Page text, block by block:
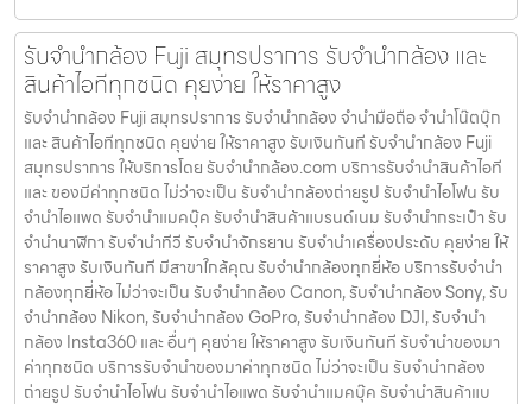
รับจำนำกล้อง Fuji สมุทรปราการ รับจํานํากล้อง และ
สินค้าไอทีทุกชนิด คุยง่าย ให้ราคาสูง
รับจำนำกล้อง Fuji สมุทรปราการ รับจํานํากล้อง จำนำมือถือ จำนำโน๊ตบุ๊ก
และ สินค้าไอทีทุกชนิด คุยง่าย ให้ราคาสูง รับเงินทันที รับจำนำกล้อง Fuji
สมุทรปราการ ให้บริการโดย รับจํานํากล้อง.com บริการรับจํานําสินค้าไอที
และ ของมีค่าทุกชนิด ไม่ว่าจะเป็น รับจํานํากล้องถ่ายรูป รับจํานําไอโฟน รับ
จํานําไอแพด รับจํานําแมคบุ๊ค รับจํานําสินค้าแบรนด์เนม รับจํานํากระเป๋า รับ
จํานํานาฬิกา รับจํานําทีวี รับจํานําจักรยาน รับจํานําเครื่องประดับ คุยง่าย ให้
ราคาสูง รับเงินทันที มีสาขาใกล้คุณ รับจำนำกล้องทุกยี่ห้อ บริการรับจำนำ
กล้องทุกยี่ห้อ ไม่ว่าจะเป็น รับจำนำกล้อง Canon, รับจำนำกล้อง Sony, รับ
จำนำกล้อง Nikon, รับจำนำกล้อง GoPro, รับจำนำกล้อง DJI, รับจำนำ
กล้อง Insta360 และ อื่นๆ คุยง่าย ให้ราคาสูง รับเงินทันที รับจำนำของมา
ค่าทุกชนิด บริการรับจำนำของมาค่าทุกชนิด ไม่ว่าจะเป็น รับจํานํากล้อง
ถ่ายรูป รับจํานําไอโฟน รับจํานําไอแพด รับจํานําแมคบุ๊ค รับจํานําสินค้าแบ